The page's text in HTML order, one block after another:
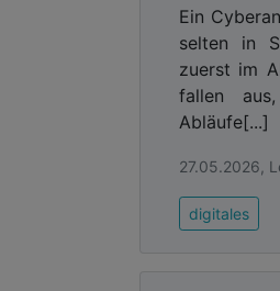
Ein
selten in
zuerst im
fallen
Abläufe[...]
27.05.2026,
digitales